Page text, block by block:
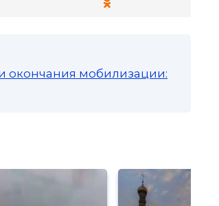
окончания мобилизации: